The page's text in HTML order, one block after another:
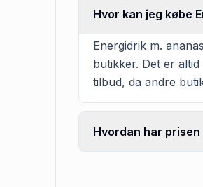
Hvor kan jeg købe
Energidrik m.
butikker. Det er
tilbud, da andre
Hvordan har